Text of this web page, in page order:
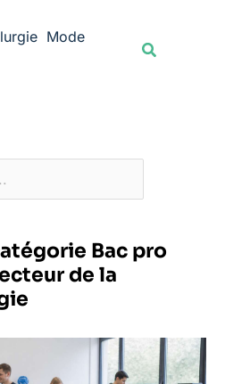
Mode
Bac pro
de la